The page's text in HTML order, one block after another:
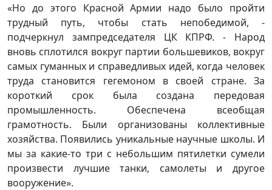
«Но до этого Красной Армии надо было пройти
трудный путь, чтобы стать непобедимой, -
подчеркнул зампредседателя ЦК КПРФ. - Народ
вновь сплотился вокруг партии большевиков, вокруг
самых гуманных и справедливых идей, когда человек
труда становится гегемоном в своей стране. За
короткий срок была создана передовая
промышленность. Обеспечена всеобщая
грамотность. Были организованы коллективные
хозяйства. Появились уникальные научные школы. И
мы за какие-то три с небольшим пятилетки сумели
произвести лучшие танки, самолеты и другое
вооружение».